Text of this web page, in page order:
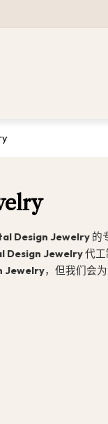
Design Jewelry 的
Design Jewelry代
Jewelry，但我们会